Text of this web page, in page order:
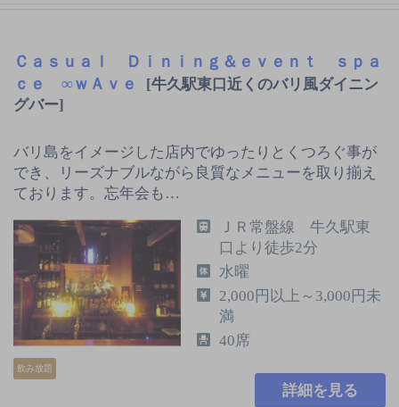
Ｃａｓｕａｌ Ｄｉｎｉｎｇ＆ｅｖｅｎｔ ｓｐａ
ｃｅ ∞ｗＡｖｅ
[牛久駅東口近くのバリ風ダイニン
グバー]
バリ島をイメージした店内でゆったりとくつろぐ事が
でき、リーズナブルながら良質なメニューを取り揃え
ております。忘年会も…
飲み放題
ＪＲ常盤線 牛久駅東
口より徒歩2分
水曜
2,000円以上～3,000円未
満
40席
詳細を見る